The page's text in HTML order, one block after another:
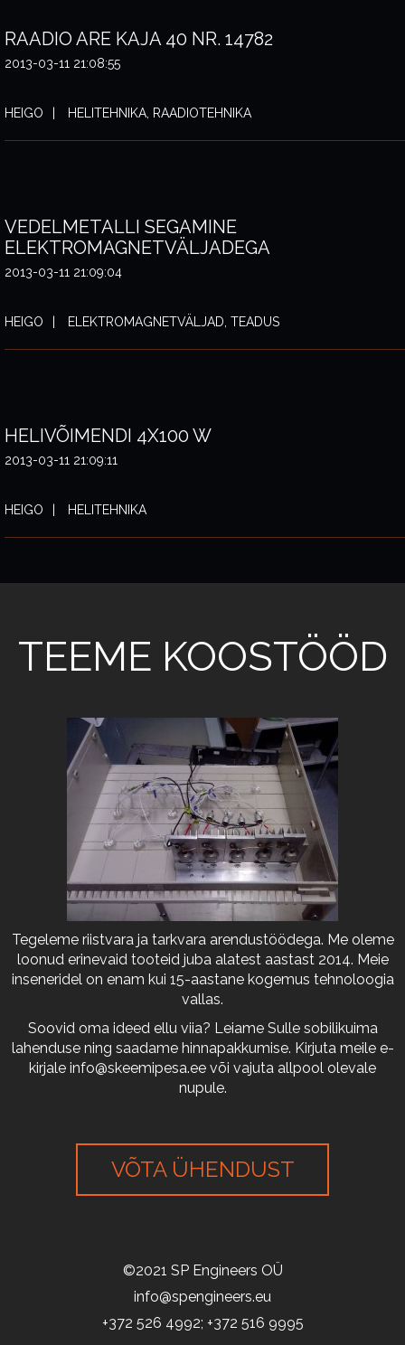
RAADIO ARE KAJA 40 NR. 14782
2013-03-11 21:08:55
HEIGO HELITEHNIKA, RAADIOTEHNIKA
VEDELMETALLI SEGAMINE
ELEKTROMAGNETVÄLJADEGA
2013-03-11 21:09:04
HEIGO ELEKTROMAGNETVÄLJAD, TEADUS
HELIVÕIMENDI 4X100 W
2013-03-11 21:09:11
HEIGO HELITEHNIKA
TEEME KOOSTÖÖD
Tegeleme riistvara ja tarkvara arendustöödega. Me oleme
loonud erinevaid tooteid juba alatest aastast 2014. Meie
inseneridel on enam kui 15-aastane kogemus tehnoloogia
vallas.
Soovid oma ideed ellu viia? Leiame Sulle sobilikuima
lahenduse ning saadame hinnapakkumise. Kirjuta meile e-
kirjale info@skeemipesa.ee või vajuta allpool olevale
nupule.
VÕTA ÜHENDUST
©2021 SP Engineers OÜ
info@spengineers.eu
+372 526 4992; +372 516 9995